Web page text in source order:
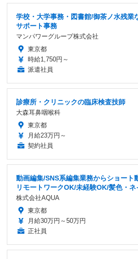
学校・大学事務・図書館/御茶ノ水残業
サポート事務
マンパワーグループ株式会社
東京都
時給1,750円～
派遣社員
診療所・クリニックの臨床検査技師
大森耳鼻咽喉科
東京都
月給23万円～
契約社員
動画編集/SNS系編集業務からショート
リモートワークOK/未経験OK/髪色・
株式会社AQUA
東京都
月給30万円～50万円
正社員